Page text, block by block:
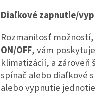
Diaľkové zapnutie/
Rozmanitosť
ON/OFF, vám
klimatizácií, a zároveň
spínač alebo diaľkové
alebo vypnutie